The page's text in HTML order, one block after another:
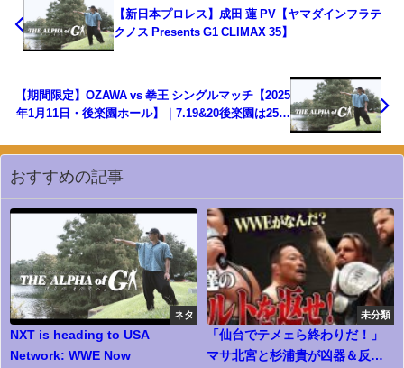
【新日本プロレス】成田 蓮 PV【ヤマダインフラテ
クノス Presents G1 CLIMAX 35】
【期間限定】OZAWA vs 拳王 シングルマッチ【2025
年1月11日・後楽園ホール】｜7.19&20後楽園は25周
おすすめの記事
ネタ
NXT is heading to USA
Network: WWE Now
未分類
「仙台でテメェら終わりだ！」
マサ北宮と杉浦貴が凶器＆反則